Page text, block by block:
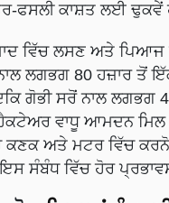
ਫਸਲੀ ਕਾਸ਼ਤ ਲਈ ਢੁਕਵੇਂ
ਵਿੱਚ ਲਸਣ ਅਤੇ ਪਿਆਜ
ਲਗਭਗ 80 ਹਜ਼ਾਰ ਤੋਂ
ਗੋਭੀ ਸਰੋਂ ਨਾਲ ਲਗਭਗ
ਵਾਧੂ ਆਮਦਨ ਮਿਲ
ਕਣਕ ਅਤੇ ਮਟਰ ਵਿੱਚ
ਸੰਬੰਧ ਵਿੱਚ ਹੋਰ